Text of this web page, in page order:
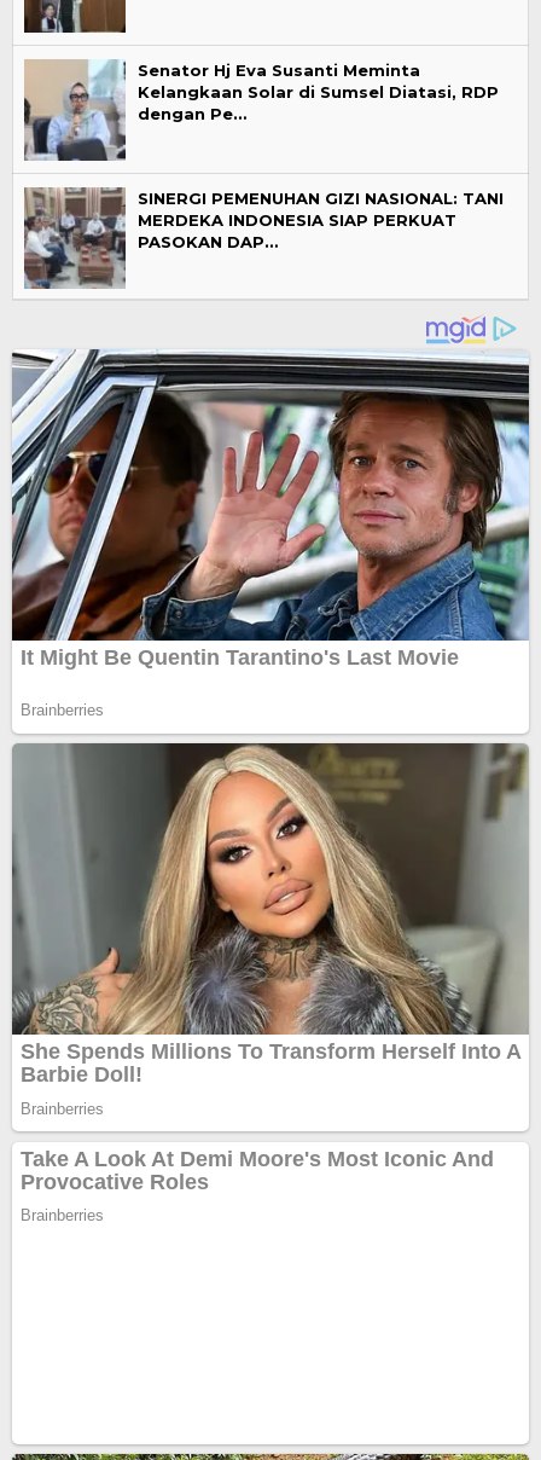
Senator Hj Eva Susanti Meminta
Kelangkaan Solar di Sumsel Diatasi, RDP
dengan Pe…
SINERGI PEMENUHAN GIZI NASIONAL: TANI
MERDEKA INDONESIA SIAP PERKUAT
PASOKAN DAP…